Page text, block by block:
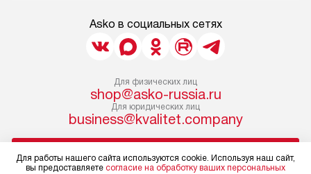
Asko в социальных сетях
Для физических лиц
shop@asko-russia.ru
Для юридических лиц
business@kvalitet.company
Для работы нашего сайта используются cookie. Используя наш сайт,
вы предоставляете согласие на обработку ваших персональных